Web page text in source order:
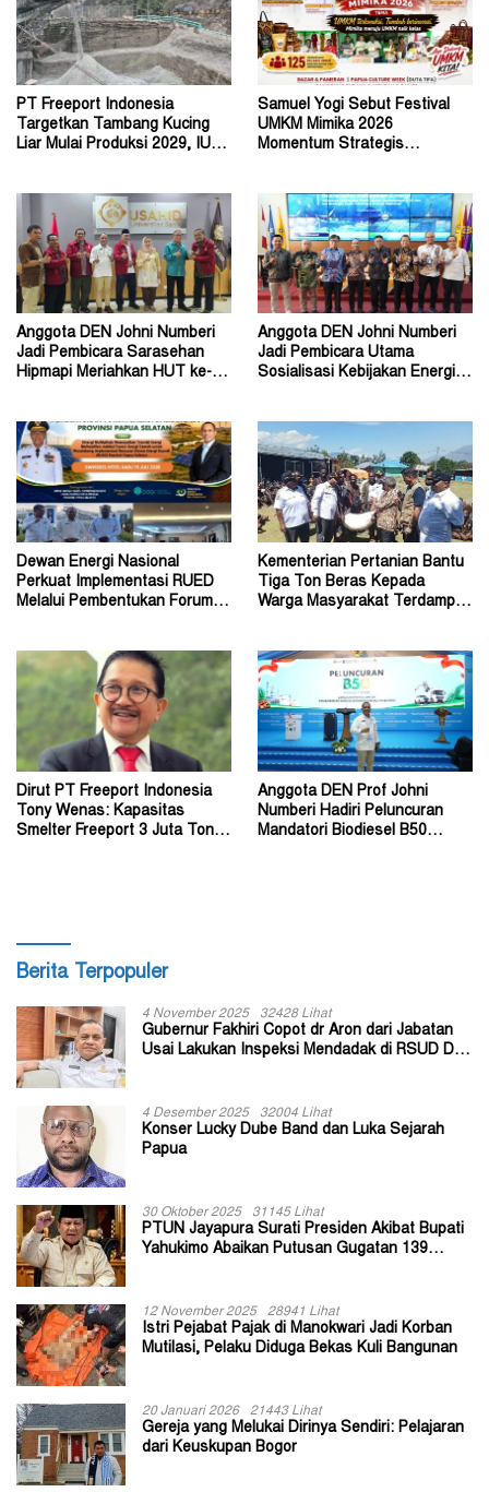
PT Freeport Indonesia
Targetkan Tambang Kucing
Liar Mulai Produksi 2029, IUPK
Samuel Yogi Sebut Festival
UMKM Mimika 2026
Momentum Strategis
Anggota DEN Johni Numberi
Jadi Pembicara Sarasehan
Hipmapi Meriahkan HUT ke-81
Anggota DEN Johni Numberi
Jadi Pembicara Utama
Sosialisasi Kebijakan Energi di
Dewan Energi Nasional
Perkuat Implementasi RUED
Melalui Pembentukan Forum
Kementerian Pertanian Bantu
Tiga Ton Beras Kepada
Warga Masyarakat Terdampak
Dirut PT Freeport Indonesia
Tony Wenas: Kapasitas
Smelter Freeport 3 Juta Ton
Anggota DEN Prof Johni
Numberi Hadiri Peluncuran
Mandatori Biodiesel B50
Berita Terpopuler
4 November 2025 32428 Lihat
Gubernur Fakhiri Copot dr Aron dari Jabatan
Usai Lakukan Inspeksi Mendadak di RSUD Dok
4 Desember 2025 32004 Lihat
Konser Lucky Dube Band dan Luka Sejarah
Papua
30 Oktober 2025 31145 Lihat
PTUN Jayapura Surati Presiden Akibat Bupati
Yahukimo Abaikan Putusan Gugatan 139
12 November 2025 28941 Lihat
Istri Pejabat Pajak di Manokwari Jadi Korban
Mutilasi, Pelaku Diduga Bekas Kuli Bangunan
20 Januari 2026 21443 Lihat
Gereja yang Melukai Dirinya Sendiri: Pelajaran
dari Keuskupan Bogor